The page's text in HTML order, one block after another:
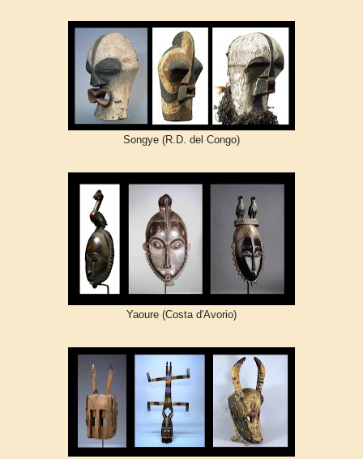
Songye (R.D. del Congo)
Yaoure (Costa d'Avorio)